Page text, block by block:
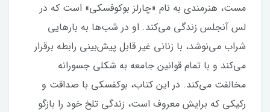
مست، هنرمندی به نام «چارلز بوکوفسکی» است که در
لس آنجلس زندگی می‌کند. او در شب‌ها به بارهایی
شراب می‌نوشد، با زنانی غیر قابل پیش‌بینی رابطه برقرار
می‌کند و با تمام قوانین جامعه به شکلی جسورانه
مخالفت می‌کند. در این کتاب، بوکفسکی با صداقت و
رکیکی که برایش معروف است، زندگی تلخ خود را بازگو